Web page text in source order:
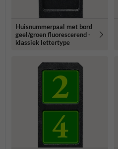
Huisnummerpaal met bord
geel/groen fluorescerend -
klassiek lettertype